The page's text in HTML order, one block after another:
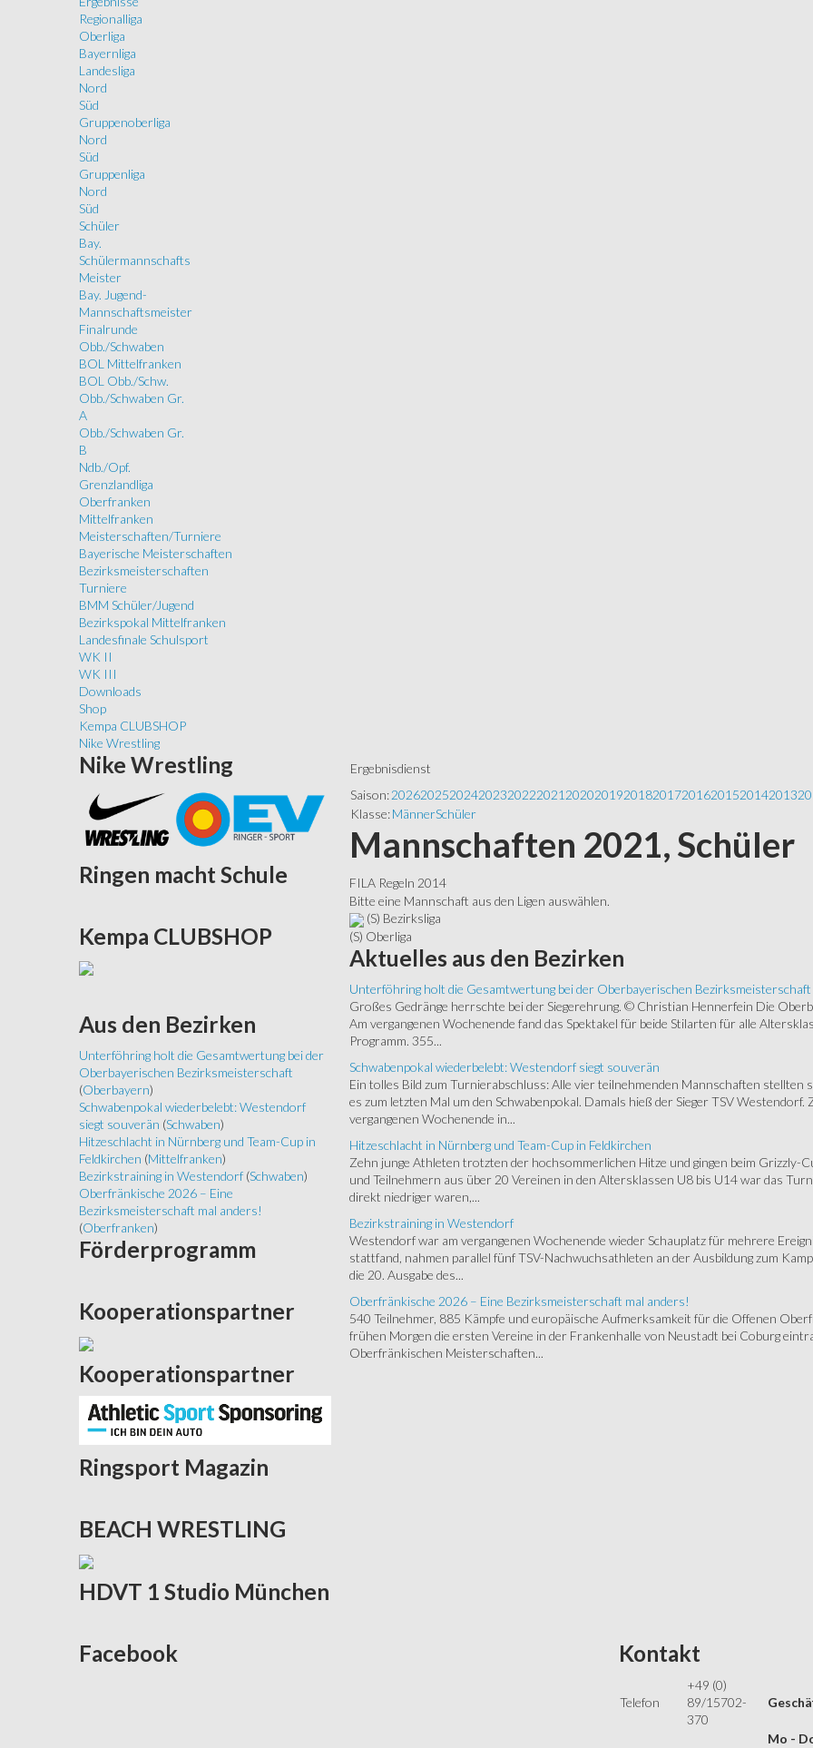
Regionalliga
Oberliga
Bayernliga
Landesliga
Nord
Süd
Gruppenoberliga
Nord
Süd
Gruppenliga
Nord
Süd
Schüler
Bay.
Schülermannschafts
Meister
Bay. Jugend-
Mannschaftsmeister
Finalrunde
Obb./Schwaben
BOL Mittelfranken
BOL Obb./Schw.
Obb./Schwaben Gr.
A
Obb./Schwaben Gr.
B
Ndb./Opf.
Grenzlandliga
Oberfranken
Mittelfranken
Meisterschaften/Turniere
Bayerische Meisterschaften
Bezirksmeisterschaften
Turniere
BMM Schüler/Jugend
Bezirkspokal Mittelfranken
Landesfinale Schulsport
WK II
WK III
Downloads
Shop
Kempa CLUBSHOP
Nike Wrestling
Ergebnisdienst
Saison: 202620252024202320222021 20202019201820172016201520142013
Klasse: MännerSchüler
Mannschaften 2021, Schüler
FILA Regeln 2014
Bitte eine Mannschaft aus den Ligen auswählen.
(S) Bezirksliga
(S) Oberliga
Aktuelles aus den Bezirken
Unterföhring holt die Gesamtwertung bei der Oberbayerischen Bezirksmeisterschaft
Großes Gedränge herrschte bei der Siegerehrung. © Christian Hennerfein Die
Am vergangenen Wochenende fand das Spektakel für beide Stilarten für alle
Programm. 355...
Schwabenpokal wiederbelebt: Westendorf siegt souverän
Ein tolles Bild zum Turnierabschluss: Alle vier teilnehmenden Mannschaften stellten
es zum letzten Mal um den Schwabenpokal. Damals hieß der Sieger TSV
vergangenen Wochenende in...
Hitzeschlacht in Nürnberg und Team-Cup in Feldkirchen
Zehn junge Athleten trotzten der hochsommerlichen Hitze und gingen beim Grizzly-
und Teilnehmern aus über 20 Vereinen in den Altersklassen U8 bis U14 war das
direkt niedriger waren,...
Bezirkstraining in Westendorf
Westendorf war am vergangenen Wochenende wieder Schauplatz für mehrere
stattfand, nahmen parallel fünf TSV-Nachwuchsathleten an der Ausbildung zum
die 20. Ausgabe des...
Oberfränkische 2026 – Eine Bezirksmeisterschaft mal anders!
540 Teilnehmer, 885 Kämpfe und europäische Aufmerksamkeit für die Offenen
frühen Morgen die ersten Vereine in der Frankenhalle von Neustadt bei Coburg
Oberfränkischen Meisterschaften...
Nike Wrestling
Ringen macht Schule
Kempa CLUBSHOP
Aus den Bezirken
Unterföhring holt die Gesamtwertung bei der
Oberbayerischen Bezirksmeisterschaft
(Oberbayern)
Schwabenpokal wiederbelebt: Westendorf
siegt souverän (Schwaben)
Hitzeschlacht in Nürnberg und Team-Cup in
Feldkirchen (Mittelfranken)
Bezirkstraining in Westendorf (Schwaben)
Oberfränkische 2026 – Eine
Bezirksmeisterschaft mal anders!
(Oberfranken)
Förderprogramm
Kooperationspartner
Kooperationspartner
Ringsport Magazin
BEACH WRESTLING
HDVT 1 Studio München
Facebook Kontakt
Telefon
+49 (0)
89/15702-
370
Mo -